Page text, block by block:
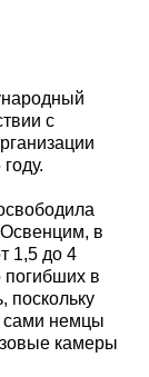
с
в
1,5 до 4
погибших в
поскольку
сами немцы
камеры